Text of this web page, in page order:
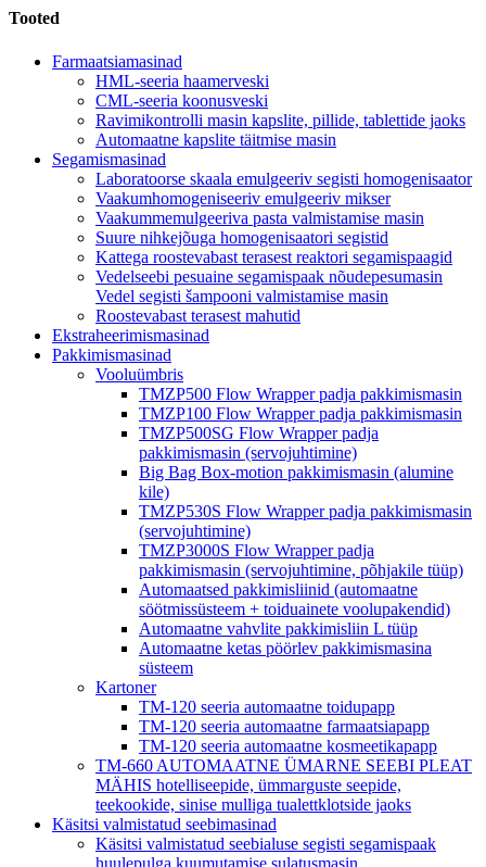
Tooted
Farmaatsiamasinad
HML-seeria haamerveski
CML-seeria koonusveski
Ravimikontrolli masin kapslite, pillide, tablettide jaoks
Automaatne kapslite täitmise masin
Segamismasinad
Laboratoorse skaala emulgeeriv segisti homogenisaator
Vaakumhomogeniseeriv emulgeeriv mikser
Vaakummemulgeeriva pasta valmistamise masin
Suure nihkejõuga homogenisaatori segistid
Kattega roostevabast terasest reaktori segamispaagid
Vedelseebi pesuaine segamispaak nõudepesumasin
Vedel segisti šampooni valmistamise masin
Roostevabast terasest mahutid
Ekstraheerimismasinad
Pakkimismasinad
Vooluümbris
TMZP500 Flow Wrapper padja pakkimismasin
TMZP100 Flow Wrapper padja pakkimismasin
TMZP500SG Flow Wrapper padja
pakkimismasin (servojuhtimine)
Big Bag Box-motion pakkimismasin (alumine
kile)
TMZP530S Flow Wrapper padja pakkimismasin
(servojuhtimine)
TMZP3000S Flow Wrapper padja
pakkimismasin (servojuhtimine, põhjakile tüüp)
Automaatsed pakkimisliinid (automaatne
söötmissüsteem + toiduainete voolupakendid)
Automaatne vahvlite pakkimisliin L tüüp
Automaatne ketas pöörlev pakkimismasina
süsteem
Kartoner
TM-120 seeria automaatne toidupapp
TM-120 seeria automaatne farmaatsiapapp
TM-120 seeria automaatne kosmeetikapapp
TM-660 AUTOMAATNE ÜMARNE SEEBI PLEAT
MÄHIS hotelliseepide, ümmarguste seepide,
teekookide, sinise mulliga tualettklotside jaoks
Käsitsi valmistatud seebimasinad
Käsitsi valmistatud seebialuse segisti segamispaak
huulepulga kuumutamise sulatusmasin